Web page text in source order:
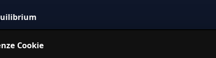
in Italia.
Cookie